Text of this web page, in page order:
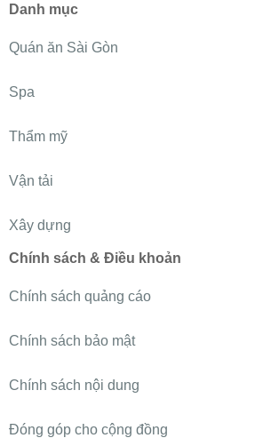
Danh mục
Quán ăn Sài Gòn
Spa
Thẩm mỹ
Vận tải
Xây dựng
Chính sách & Điều khoản
Chính sách quảng cáo
Chính sách bảo mật
Chính sách nội dung
Đóng góp cho cộng đồng